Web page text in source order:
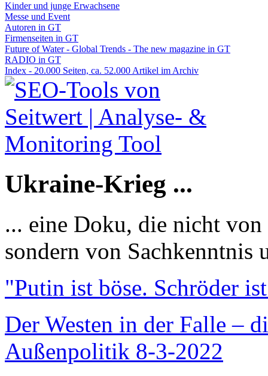
Kinder und junge Erwachsene
Messe und Event
Autoren in GT
Firmenseiten in GT
Future of Water - Global Trends - The new magazine in GT
RADIO in GT
Index - 20.000 Seiten, ca. 52.000 Artikel im Archiv
Ukraine-Krieg ...
... eine Doku, die nicht
sondern von Sachkenntnis
"Putin ist böse. Schröder
Der Westen in der Falle –
Außenpolitik 8-3-2022